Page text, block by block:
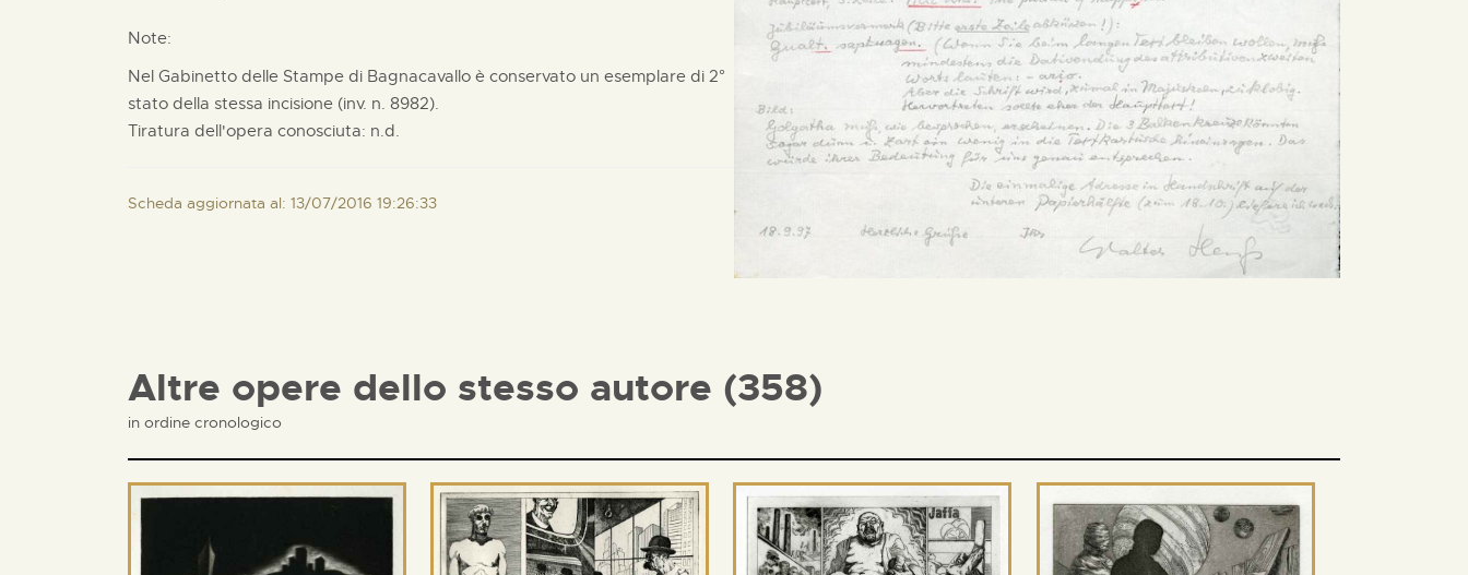
Note:
Nel Gabinetto delle Stampe di Bagnacavallo è conservato un esemplare di 2°
stato della stessa incisione (inv. n. 8982).
Tiratura dell'opera conosciuta: n.d.
Scheda aggiornata al: 13/07/2016 19:26:33
Altre opere dello stesso autore (358)
in ordine cronologico